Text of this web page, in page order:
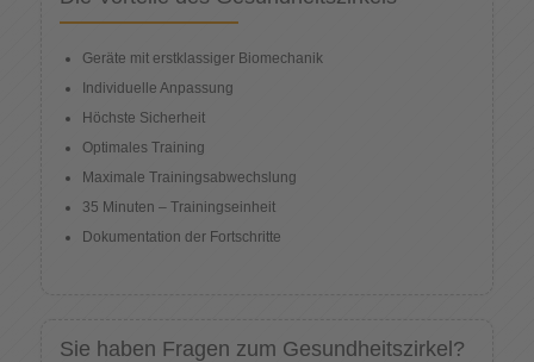
Geräte mit erstklassiger Biomechanik
Individuelle Anpassung
Höchste Sicherheit
Optimales Training
Maximale Trainingsabwechslung
35 Minuten – Trainingseinheit
Dokumentation der Fortschritte
Sie haben Fragen zum Gesundheitszirkel?